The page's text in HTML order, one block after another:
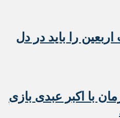
را باید در دل
با اکبر عبدی بازی